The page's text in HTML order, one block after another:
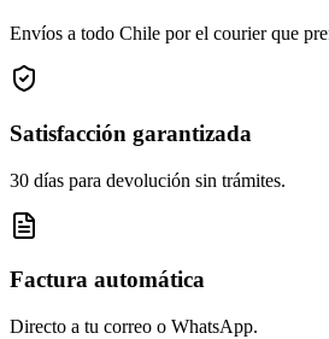
Envíos a todo Chile por el courier que
Satisfacción garantizada
30 días para devolución sin trámites.
Factura automática
Directo a tu correo o WhatsApp.